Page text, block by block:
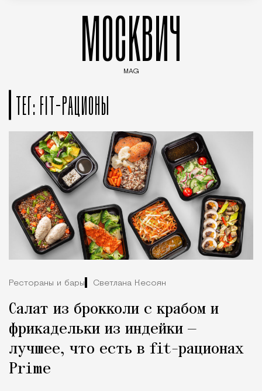
МОСКВИЧ
MAG
ТЕГ: FIT-РАЦИОНЫ
Рестораны и бары Светлана Кесоян
Салат из брокколи с крабом и
фрикадельки из индейки —
лучшее, что есть в fit-рационах
Prime